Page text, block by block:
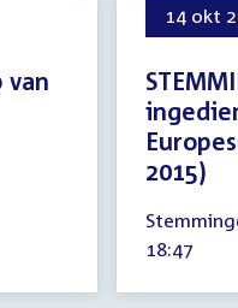
van
14 okt
2015)
oktober
2015
Tijd
18:47